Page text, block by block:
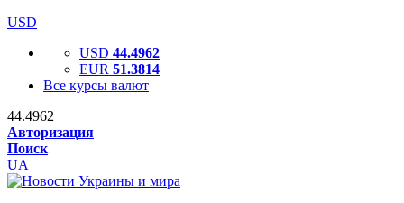
USD
USD 44.4962
EUR 51.3814
Все курсы валют
44.4962
Авторизация
Поиск
UA